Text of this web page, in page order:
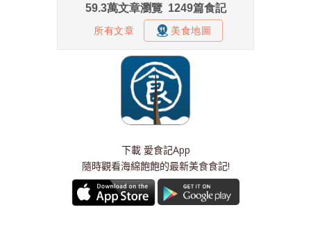
下載 愛食記App
隨時觀看海綿飽飽的最新美食食記!